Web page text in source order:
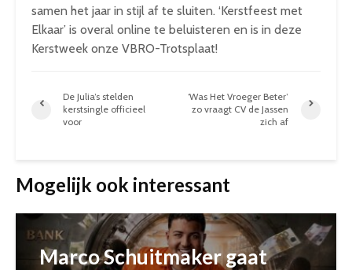
samen het jaar in stijl af te sluiten. ‘Kerstfeest met
Elkaar’ is overal online te beluisteren en is in deze
Kerstweek onze VBRO-Trotsplaat!
De Julia’s stelden
kerstsingle officieel
voor
‘Was Het Vroeger Beter’
zo vraagt CV de Jassen
zich af
Mogelijk ook interessant
Marco Schuitmaker gaat